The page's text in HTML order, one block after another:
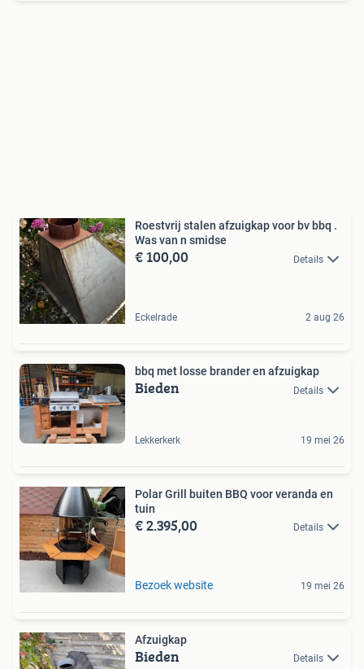
Roestvrij stalen afzuigkap voor bv bbq .
Was van n smidse
€ 100,00 Details
Eckelrade 2 aug 26
bbq met losse brander en afzuigkap
Bieden Details
Lekkerkerk 19 mei 26
Polar Grill buiten BBQ voor veranda en
tuin
€ 2.395,00 Details
Bezoek website 19 mei 26
Afzuigkap
Bieden Details